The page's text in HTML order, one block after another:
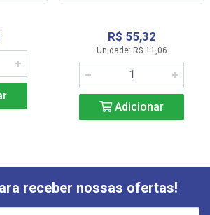
R$ 55,32
Unidade: R$ 11,06
Adicionar
receber nossas ofertas!